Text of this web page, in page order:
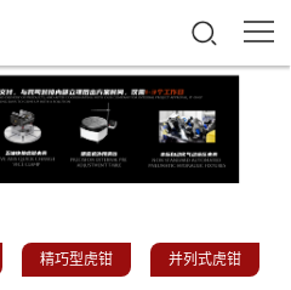
精巧型虎钳 并列式虎钳